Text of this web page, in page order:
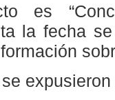
es
la fecha